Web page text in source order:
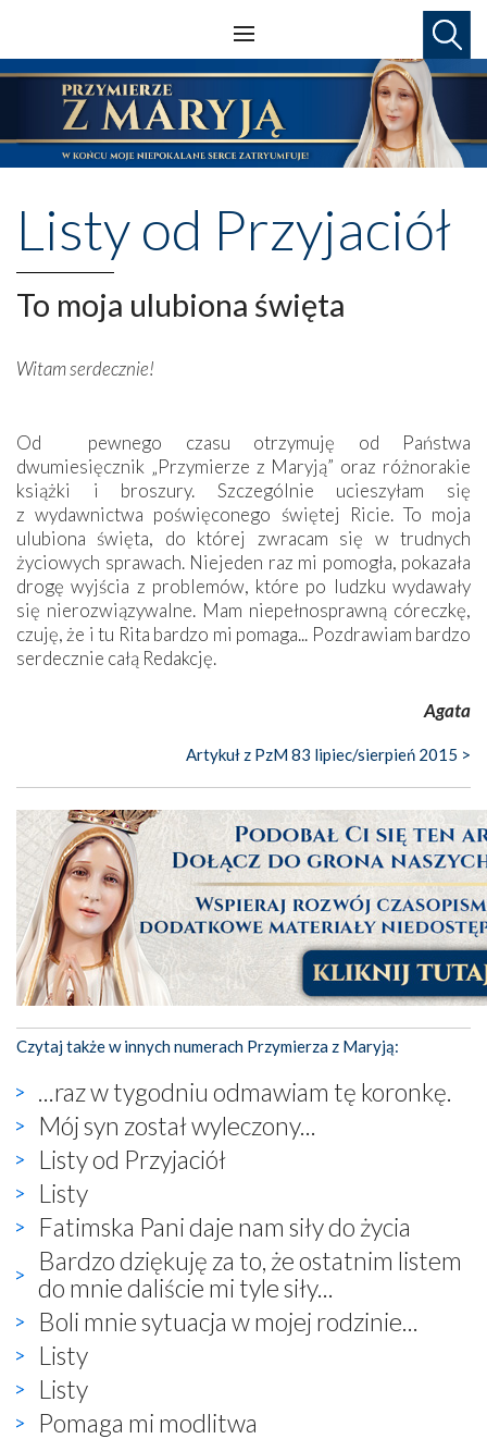
Listy od Przyjaciół
To moja ulubiona święta
Witam serdecznie!
Od pewnego czasu otrzymuję od Państwa
dwumiesięcznik „Przymierze z Maryją” oraz różnorakie
książki i broszury. Szczególnie ucieszyłam się
z wydawnictwa poświęconego świętej Ricie. To moja
ulubiona święta, do której zwracam się w trudnych
życiowych sprawach. Niejeden raz mi pomogła, pokazała
drogę wyjścia z problemów, które po ludzku wydawały
się nierozwiązywalne. Mam niepełnosprawną córeczkę,
czuję, że i tu Rita bardzo mi pomaga... Pozdrawiam bardzo
serdecznie całą Redakcję.
Agata
Artykuł z PzM 83 lipiec/sierpień 2015 >
Czytaj także w innych numerach Przymierza z Maryją:
...raz w tygodniu odmawiam tę koronkę.
Mój syn został wyleczony...
Listy od Przyjaciół
Listy
Fatimska Pani daje nam siły do życia
Bardzo dziękuję za to, że ostatnim listem
do mnie daliście mi tyle siły...
Boli mnie sytuacja w mojej rodzinie...
Listy
Listy
Pomaga mi modlitwa